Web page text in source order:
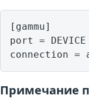
[gammu]
port = DEVICE
Примечание